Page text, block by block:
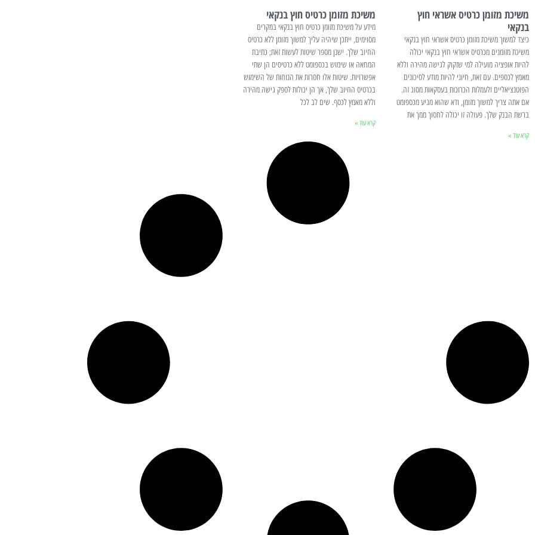
משיכת מזומן כרטיס אשראי חוץ
בנקאי
כיצד למשוך משיכת מזומן כרטיס אשראי חוץ בנקאי
משיכת מזומנים מכרטיס אשראי חוץ בנקאי יכולה
להיות אופציה מועילה למי שזקוק לגישה מהירה וללא
מאמץ לכספים. עם זאת, חיוני להיות מודע לסיכונים
הפוטנציאליים ולעמלות הכרוכות בעסקאות מסוג זה.
אם אתה צריך למשוך מזומן, ודא שהוא מגיע מכספומט
ברשת הבנק שלך. פעולה זו יכולה לחסוך ממך את
קרא עוד »
משיכת מזומן כרטיס חוץ בנקאי
מידע על משיכת מזומן כרטיס חוץ בנקאי במקרים
מסוימים, ייתכן שיהיה עליך למשוך מזומן ללא כרטיס
החיוב שלך. ישנן מספר שיטות לעשות זאת; כתיבת
המחאה או שימוש בכספומט ללא כרטיסים הן שתי
אפשרויות. שיטות אלו חסרות את הנוחות של השימוש
בכרטיס החיוב שלך, אך הן יכולות לספק גישה מהירה
וללא מאמץ לכסף. שים לב לכל
קרא עוד »